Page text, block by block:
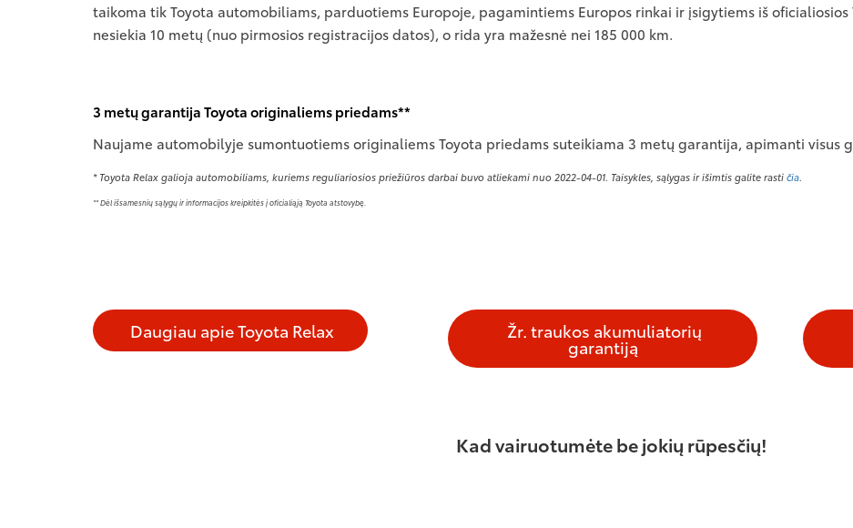
taikoma tik Toyota automobiliams, parduotiems Europoje, pagamintiems Europos rinkai ir įsigytiems iš
nesiekia 10 metų (nuo pirmosios registracijos datos), o rida yra mažesnė nei 185 000 km.
3 metų garantija Toyota originaliems priedams**
Naujame automobilyje sumontuotiems originaliems Toyota priedams suteikiama 3 metų garantija, apimanti visus
* Toyota Relax galioja automobiliams, kuriems reguliariosios priežiūros darbai buvo atliekami nuo 2022-04-01. Taisykles, sąlygas ir išimtis galite rasti čia.
** Dėl išsamesnių sąlygų ir informacijos kreipkitės į oficialiąją Toyota atstovybę.
Daugiau apie Toyota Relax Žr. traukos akumuliatorių
garantiją
Kad vairuotumėte be jokių rūpesčių!